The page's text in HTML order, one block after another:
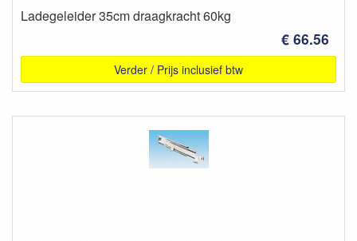
Ladegeleider 35cm draagkracht 60kg
€ 66.56
Verder / Prijs inclusief btw